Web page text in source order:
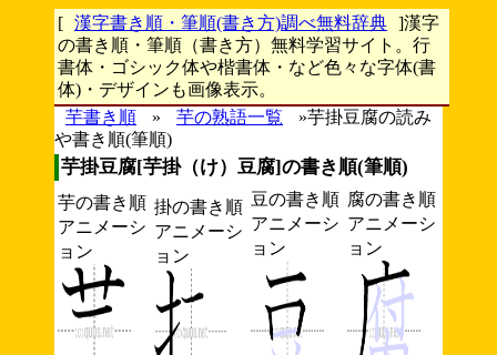
[ 漢字書き順・筆順(書き方)調べ無料辞典 ]漢字
の書き順・筆順（書き方）無料学習サイト。行
書体・ゴシック体や楷書体・など色々な字体(書
体)・デザインも画像表示。
芋書き順
» 芋の熟語一覧
»芋掛豆腐の読み
や書き順(筆順)
芋掛豆腐[芋掛（け）豆腐]の書き順(筆順)
芋の書き順
アニメーシ
ョン
掛の書き順
アニメーシ
ョン
豆の書き順
アニメーシ
ョン
腐の書き順
アニメーシ
ョン